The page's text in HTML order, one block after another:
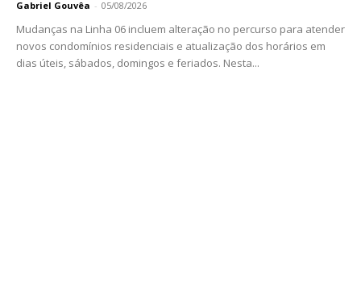
Gabriel Gouvêa - 05/08/2026
Mudanças na Linha 06 incluem alteração no percurso para atender
novos condomínios residenciais e atualização dos horários em
dias úteis, sábados, domingos e feriados. Nesta...